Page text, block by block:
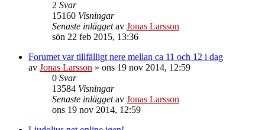
2 Svar
15160 Visningar
Senaste inläggetav Jonas Larsson
sön 22 feb 2015, 13:36
Forumet var tillfälligt nere mellan ca 11 och 12 i dag
av Jonas Larsson » ons 19 nov 2014, 12:59
0 Svar
13584 Visningar
Senaste inläggetav Jonas Larsson
ons 19 nov 2014, 12:59